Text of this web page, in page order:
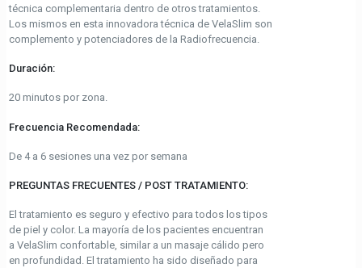
técnica complementaria dentro de otros tratamientos.
Los mismos en esta innovadora técnica de VelaSlim son
complemento y potenciadores de la Radiofrecuencia.
Duración:
20 minutos por zona.
Frecuencia Recomendada:
De 4 a 6 sesiones una vez por semana
PREGUNTAS FRECUENTES / POST TRATAMIENTO:
El tratamiento es seguro y efectivo para todos los tipos
de piel y color. La mayoría de los pacientes encuentran
a VelaSlim confortable, similar a un masaje cálido pero
en profundidad. El tratamiento ha sido diseñado para